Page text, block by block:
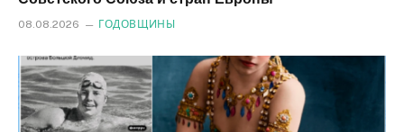
08.08.2026 ГОДОВЩИНЫ